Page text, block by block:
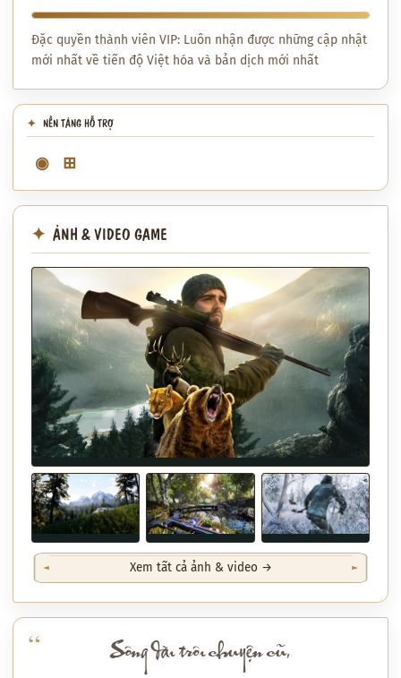
Đặc quyền thành viên VIP: Luôn nhận được những cập nhật
mới nhất về tiến độ Việt hóa và bản dịch mới nhất
NỀN TẢNG HỖ TRỢ
◉ ⊞
ẢNH & VIDEO GAME
Xem tất cả ảnh & video →
Sông dài trôi chuyện cũ,